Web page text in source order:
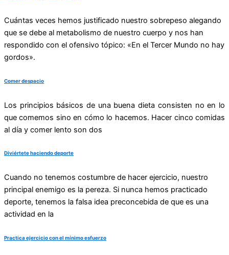
Cuántas veces hemos justificado nuestro sobrepeso alegando
que se debe al metabolismo de nuestro cuerpo y nos han
respondido con el ofensivo tópico: «En el Tercer Mundo no hay
gordos».
Comer despacio
Los principios básicos de una buena dieta consisten no en lo
que comemos sino en cómo lo hacemos. Hacer cinco comidas
al día y comer lento son dos
Diviértete haciendo deporte
Cuando no tenemos costumbre de hacer ejercicio, nuestro
principal enemigo es la pereza. Si nunca hemos practicado
deporte, tenemos la falsa idea preconcebida de que es una
actividad en la
Practica ejercicio con el mínimo esfuerzo